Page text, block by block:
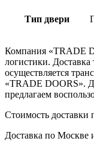
Тип двери
Компания «TRADE
логистики.
осуществляется
«TRADE DOORS».
предлагаем
Стоимость
Доставка по Москве